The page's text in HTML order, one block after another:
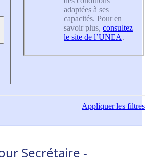
adaptées à ses
capacités. Pour en
savoir plus, consultez
le site de l’UNEA.
Appliquerles filtres
Secrétaire -